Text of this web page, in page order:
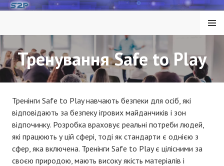
Skip
MENU
Тренування Safe to Play
Тренінги Safe to Play навчають безпеки для осіб, які
відповідають за безпеку ігрових майданчиків і зон
відпочинку. Розробка враховує реальні потреби людей,
які працюють у цій сфері, тоді як стандарти є однією з
сфер, яка включена. Тренінги Safe to Play є цілісними за
своєю природою, мають високу якість матеріалів і